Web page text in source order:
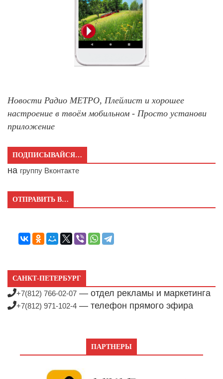
Новости Радио МЕТРО, Плейлист и хорошее
настроение в твоём мобильном - Просто установи
приложение
ПОДПИСЫВАЙСЯ…
на группу Вконтакте
ОТПРАВИТЬ В…
САНКТ-ПЕТЕРБУРГ
+7(812) 766-02-07 — отдел рекламы и маркетинга
+7(812) 971-102-4 — телефон прямого эфира
ПАРТНЕРЫ